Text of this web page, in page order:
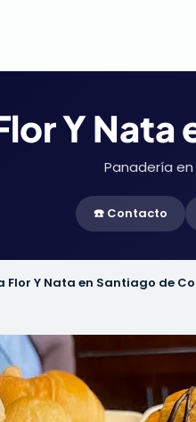
Y
Panadería
☎️ Contacto
Flor Y Nata en Santiago de